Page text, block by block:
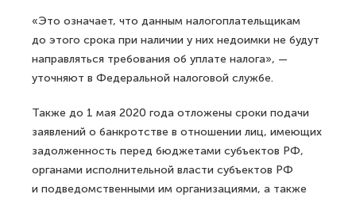
«Это означает, что данным налогоплательщикам
до этого срока при наличии у них недоимки не будут
направляться требования об уплате налога», —
уточняют в Федеральной налоговой службе.
Также до 1 мая 2020 года отложены сроки подачи
заявлений о банкротстве в отношении лиц, имеющих
задолженность перед бюджетами субъектов РФ,
органами исполнительной власти субъектов РФ
и подведомственными им организациями, а также